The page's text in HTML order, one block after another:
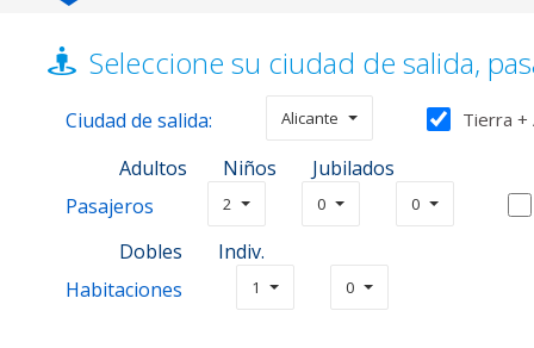
Seleccione su ciudad de salida,
Ciudad de salida: Alicante Tierra +
Adultos Niños
Jubilados
Pasajeros
2 0 0
Dobles
Indiv.
Habitaciones
1 0